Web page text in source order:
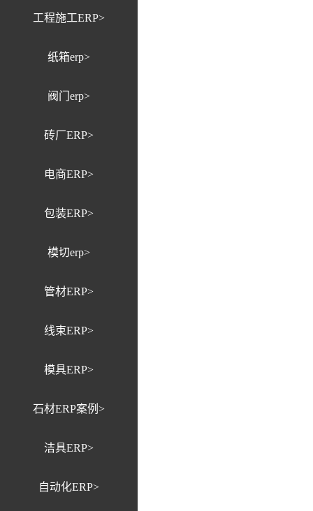
工程施工ERP>
纸箱erp>
阀门erp>
砖厂ERP>
电商ERP>
包装ERP>
模切erp>
管材ERP>
线束ERP>
模具ERP>
石材ERP案例>
洁具ERP>
自动化ERP>